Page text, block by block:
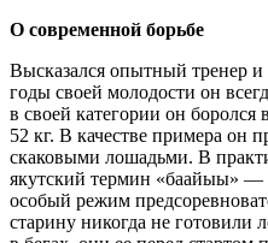
О современной борьбе
Высказался опытный тренер
годы своей молодости он
в своей категории он боролся
52 кг. В качестве примера он
скаковыми лошадьми. В
якутский термин «баайыы» —
особый режим
старину никогда не готовили